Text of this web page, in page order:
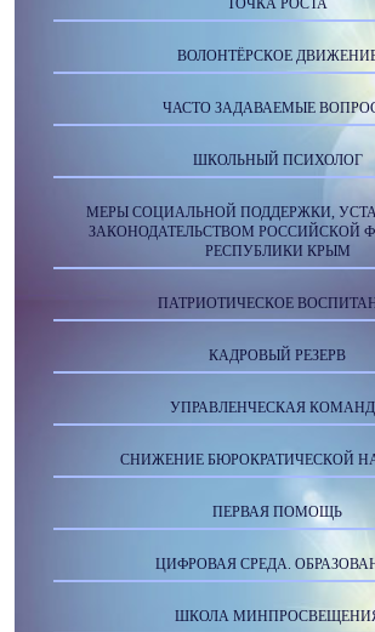
ТОЧКА РОСТА
ВОЛОНТЁРСКОЕ
ЧАСТО ЗАДАВАЕМЫЕ
ШКОЛЬНЫЙ ПСИХОЛОГ
МЕРЫ СОЦИАЛЬНОЙ ПОДДЕРЖКИ,
ЗАКОНОДАТЕЛЬСТВОМ РОССИЙСКОЙ
РЕСПУБЛИКИ КРЫМ
ПАТРИОТИЧЕСКОЕ
КАДРОВЫЙ РЕЗЕРВ
УПРАВЛЕНЧЕСКАЯ
СНИЖЕНИЕ БЮРОКРАТИЧЕСКОЙ
ПЕРВАЯ ПОМОЩЬ
ЦИФРОВАЯ СРЕДА.
ШКОЛА